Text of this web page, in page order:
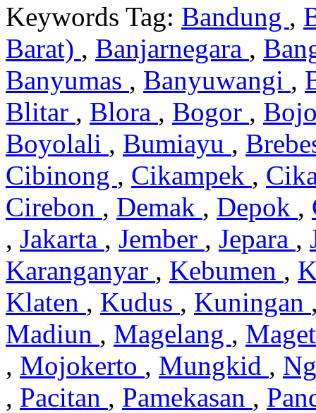
Keywords Tag: Bandung ,
Barat) , Banjarnegara ,
Banyumas , Banyuwangi ,
Blitar , Blora , Bogor ,
Boyolali , Bumiayu ,
Cibinong , Cikampek ,
Cirebon , Demak , Depok ,
, Jakarta , Jember , Jepara ,
Karanganyar , Kebumen ,
Klaten , Kudus , Kuningan
Madiun , Magelang ,
, Mojokerto , Mungkid ,
, Pacitan , Pamekasan ,